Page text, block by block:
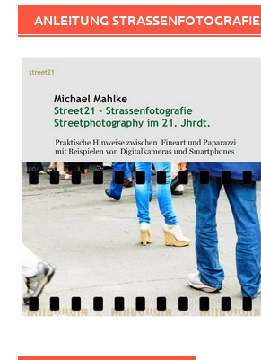
ANLEITUNG STRASSENFOTOGRAFIE